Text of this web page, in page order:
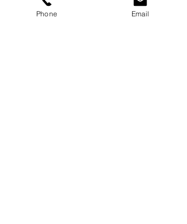
tsuchiya@wire-rope.jp
Phone Email